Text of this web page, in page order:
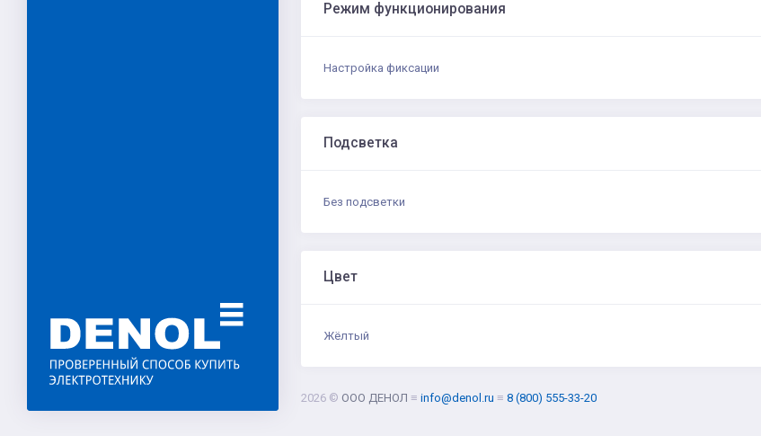
Режим функционирования
Настройка фиксации
Подсветка
Без подсветки
Цвет
Жёлтый
2026 © ООО ДЕНОЛ ≡ info@denol.ru ≡ 8 (800) 555-33-20